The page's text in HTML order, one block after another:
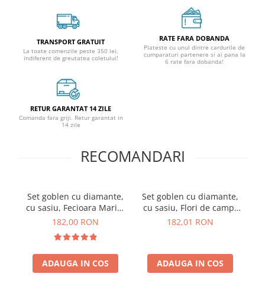
TRANSPORT GRATUIT
La toate comenzile peste 350 lei,
indiferent de greutatea coletului!
RATE FARA DOBANDA
Plateste cu unul dintre cardurile de
cumparaturi partenere si ai pana la
6 rate fara dobanda!
RETUR GARANTAT 14 ZILE
Comanda fara griji. Retur garantat in
14 zile
RECOMANDARI
Set goblen cu diamante,
cu sasiu, Fecioara Maria,
40x50 cm
182,00 RON
ADAUGA IN COS
Set goblen cu diamante,
cu sasiu, Flori de camp,
40x50 cm
182,01 RON
ADAUGA IN COS